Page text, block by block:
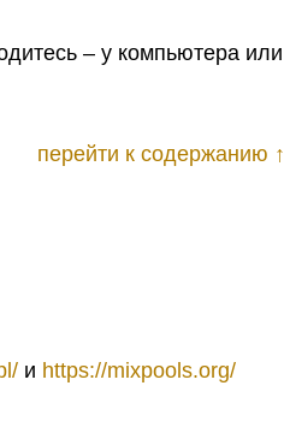
– у компьютера или
перейти к содержанию ↑
и https://mixpools.org/